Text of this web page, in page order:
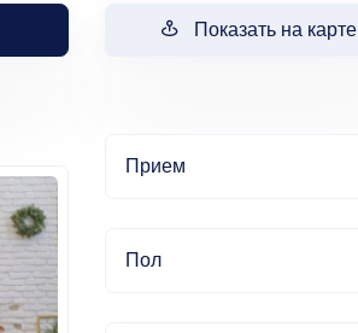
Показать на карте
Прием
Пол